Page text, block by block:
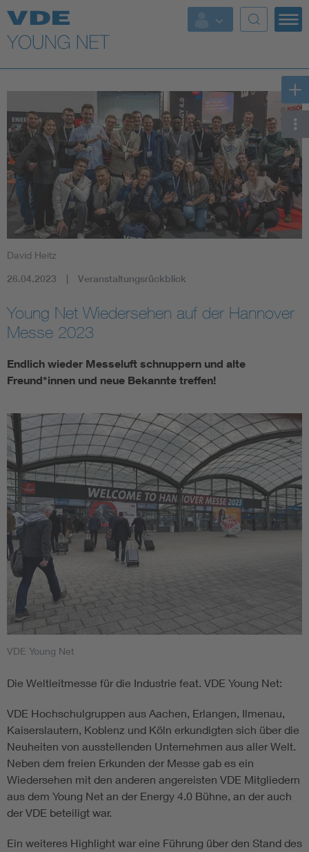
Top Themen
Fokusthemen
Energy
AI & Digital Trust
Health
Mobility
Assisted Living
Electromobility
Energy efficiency
Energy storage
Functional safety
David Heitz
26.04.2023 Veranstaltungsrückblick
Young Net Wiedersehen auf der Hannover
Messe 2023
Endlich wieder Messeluft schnuppern und alte
Freund*innen und neue Bekannte treffen!
VDE Young Net
Die Weltleitmesse für die Industrie feat. VDE Young Net:
VDE Hochschulgruppen aus Aachen, Erlangen, Ilmenau,
Kaiserslautern, Koblenz und Köln erkundigten sich über die
Neuheiten von ausstellenden Unternehmen aus aller Welt.
Neben dem freien Erkunden der Messe gab es ein
Wiedersehen mit den anderen angereisten VDE Mitgliedern
aus dem Young Net an der Energy 4.0 Bühne, an der auch
der VDE beteiligt war.
Ein weiteres Highlight war eine Führung über den Stand des